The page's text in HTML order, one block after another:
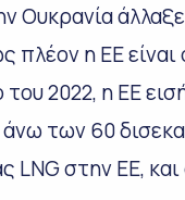
Ουκρανία
πλέον η ΕΕ
2022, η ΕΕ
των 60
LNG στην ΕΕ,